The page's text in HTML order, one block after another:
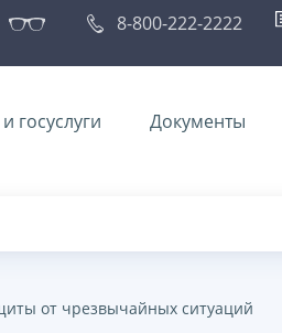
8-800-222-2222
госуслуги Документы
от чрезвычайных ситуаций